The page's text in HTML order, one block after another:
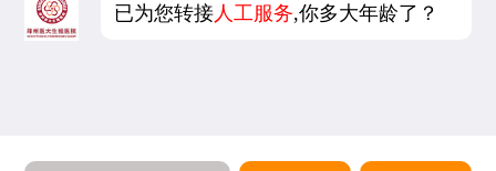
已为您转接 人工服务,你多大年龄了？
5